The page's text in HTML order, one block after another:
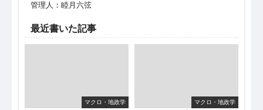
管理人：睦月六弦
最近書いた記事
マクロ・地政学 マクロ・地政学